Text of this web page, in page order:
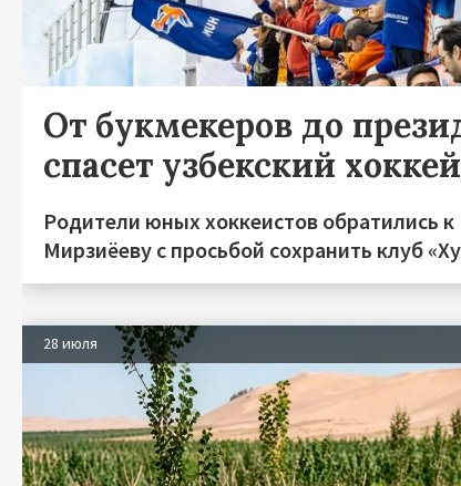
От букмекеров до
спасет узбекский
Родители юных хоккеистов обратились
Мирзиёеву с просьбой сохранить клуб
28 июля